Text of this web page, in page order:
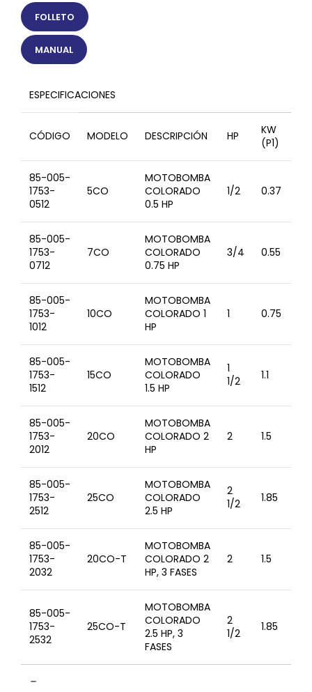
FOLLETO
MANUAL
ESPECIFICACIONES
CÓDIGO MODELO DESCRIPCIÓN HP
KW
(P1)
85-005-
1753-
0512
5CO
MOTOBOMBA
COLORADO
0.5 HP
1/2 0.37
85-005-
1753-
0712
7CO
MOTOBOMBA
COLORADO
0.75 HP
3/4 0.55
85-005-
1753-
1012
10CO
MOTOBOMBA
COLORADO 1
HP
1 0.75
85-005-
1753-
1512
15CO
MOTOBOMBA
COLORADO
1.5 HP
1
1/2
1.1
85-005-
1753-
2012
20CO
MOTOBOMBA
COLORADO 2
HP
2 1.5
85-005-
1753-
2512
25CO
MOTOBOMBA
COLORADO
2.5 HP
2
1/2
1.85
85-005-
1753-
2032
20CO-T
MOTOBOMBA
COLORADO 2
HP, 3 FASES
2 1.5
85-005-
1753-
2532
25CO-T
MOTOBOMBA
COLORADO
2.5 HP, 3
FASES
2
1/2
1.85
–